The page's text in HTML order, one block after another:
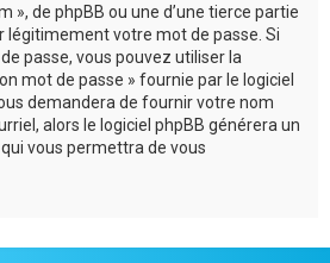
», de phpBB ou une d’une tierce partie
légitimement votre mot de passe. Si
passe, vous pouvez utiliser la
mot de passe » fournie par le logiciel
demandera de fournir votre nom
alors le logiciel phpBB générera un
vous permettra de vous